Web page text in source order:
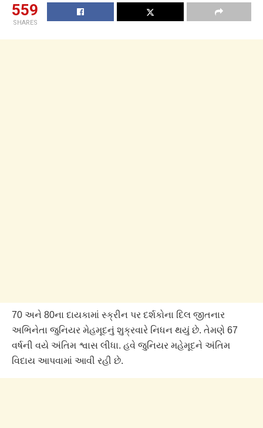
559
SHARES
70 અને 80ના દાયકામાં સ્ક્રીન પર દર્શકોના દિલ જીતનાર
અભિનેતા જુનિયર મેહમૂદનું શુક્રવારે નિધન થયું છે. તેમણે 67
વર્ષની વયે અંતિમ શ્વાસ લીધા. હવે જુનિયર મહેમૂદને અંતિમ
વિદાય આપવામાં આવી રહી છે.